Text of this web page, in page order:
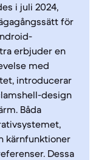
i juli 2024,
för
erbjuder en
med
introducerar
design
Båda
kärnfunktioner
Dessa